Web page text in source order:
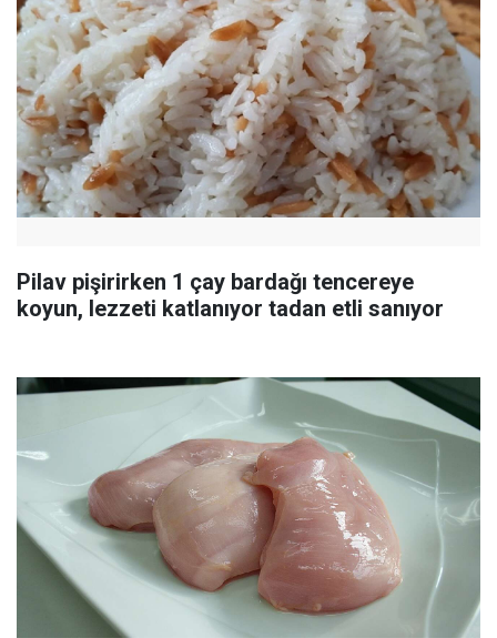
Pilav pişirirken 1 çay bardağı tencereye
koyun, lezzeti katlanıyor tadan etli sanıyor